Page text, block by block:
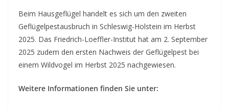
Beim Hausgeflügel handelt es sich um den zweiten
Geflügelpestausbruch in Schleswig-Holstein im Herbst
2025. Das Friedrich-Loeffler-Institut hat am 2. September
2025 zudem den ersten Nachweis der Geflügelpest bei
einem Wildvogel im Herbst 2025 nachgewiesen.
Weitere Informationen finden Sie unter: